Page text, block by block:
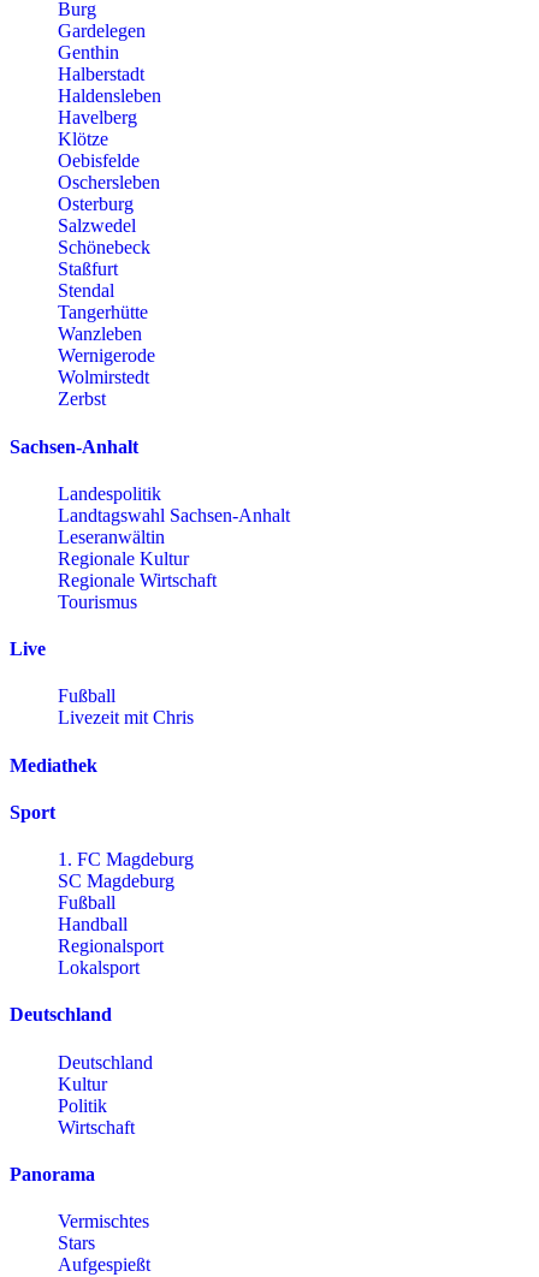
Burg
Gardelegen
Genthin
Halberstadt
Haldensleben
Havelberg
Klötze
Oebisfelde
Oschersleben
Osterburg
Salzwedel
Schönebeck
Staßfurt
Stendal
Tangerhütte
Wanzleben
Wernigerode
Wolmirstedt
Zerbst
Sachsen-Anhalt
Landespolitik
Landtagswahl Sachsen-Anhalt
Leseranwältin
Regionale Kultur
Regionale Wirtschaft
Tourismus
Live
Fußball
Livezeit mit Chris
Mediathek
Sport
1. FC Magdeburg
SC Magdeburg
Fußball
Handball
Regionalsport
Lokalsport
Deutschland
Deutschland
Kultur
Politik
Wirtschaft
Panorama
Vermischtes
Stars
Aufgespießt